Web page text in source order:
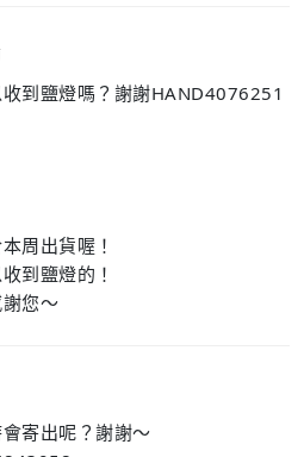
到鹽燈嗎？謝謝HAND4076251
周出貨喔！
到鹽燈的！
您～
寄出呢？謝謝～